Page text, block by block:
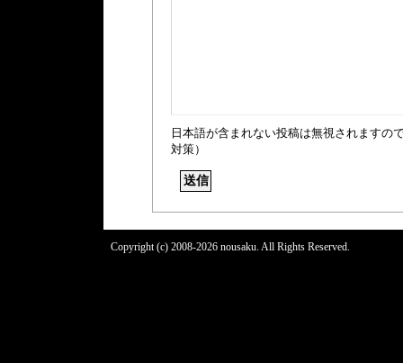
日本語が含まれない投稿は無視されますの
対策）
Copyright (c) 2008-2026 nousaku. All Rights Reserved.